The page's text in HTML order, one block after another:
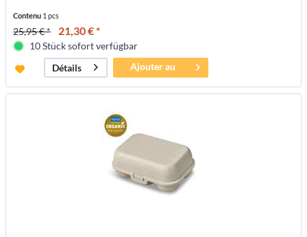
Contenu 1 pcs
25,95 € * 21,30 € *
10 Stück sofort verfügbar
Détails
Ajouter au
panier